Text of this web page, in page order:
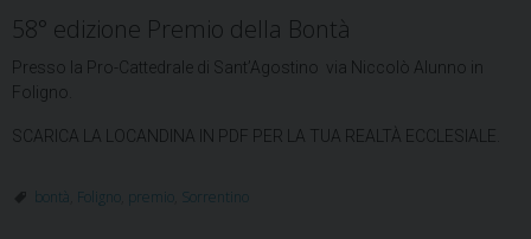
58° edizione Premio della Bontà
Presso la Pro-Cattedrale di Sant’Agostino via Niccolò Alunno in
Foligno.
SCARICA LA LOCANDINA IN PDF PER LA TUA REALTÀ ECCLESIALE.
bontà Foligno premio Sorrentino